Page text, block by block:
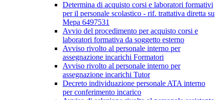
Determina di acquisto corsi e laboratori formativi
per il personale scolastico - rif. trattativa diretta su
Mepa 6497531
Avvio del procedimento per acquisto corsi e
laboratori formativa da soggetto esterno
Avviso rivolto al personale interno per
assegnazione incarichi Formatori
Avviso rivolto al personale interno per
assegnazione incarichi Tutor
Decreto individuazione personale ATA interno
per conferimento incarico